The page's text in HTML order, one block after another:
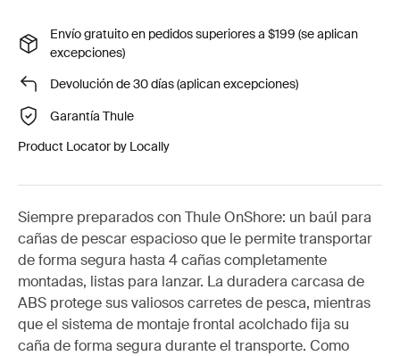
Envío gratuito en pedidos superiores a $199 (se aplican
excepciones)
Devolución de 30 días (aplican excepciones)
Garantía Thule
Product Locator by Locally
Siempre preparados con Thule OnShore: un baúl para
cañas de pescar espacioso que le permite transportar
de forma segura hasta 4 cañas completamente
montadas, listas para lanzar. La duradera carcasa de
ABS protege sus valiosos carretes de pesca, mientras
que el sistema de montaje frontal acolchado fija su
caña de forma segura durante el transporte. Como